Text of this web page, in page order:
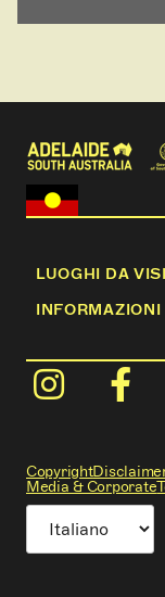
LUOGHI DA
Media & Corporate
Copyright